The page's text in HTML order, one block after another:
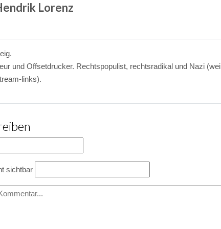
Lorenz
und Offsetdrucker. Rechtspopulist, rechtsradikal und Nazi (weil
links).
sichtbar